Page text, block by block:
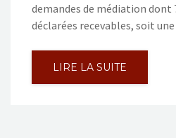
demandes de médiation dont
déclarées recevables, soit une
LIRE LA SUITE